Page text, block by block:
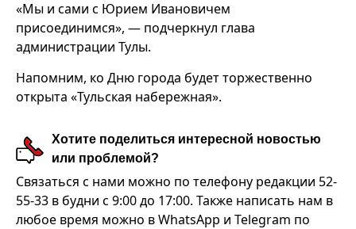
«Мы и сами с Юрием Ивановичем
присоединимся», — подчеркнул глава
администрации Тулы.
Напомним, ко Дню города будет торжественно
открыта «Тульская набережная».
Хотите поделиться интересной новостью
или проблемой?
Связаться с нами можно по телефону редакции 52-
55-33 в будни с 9:00 до 17:00. Также написать нам в
любое время можно в WhatsApp и Telegram по